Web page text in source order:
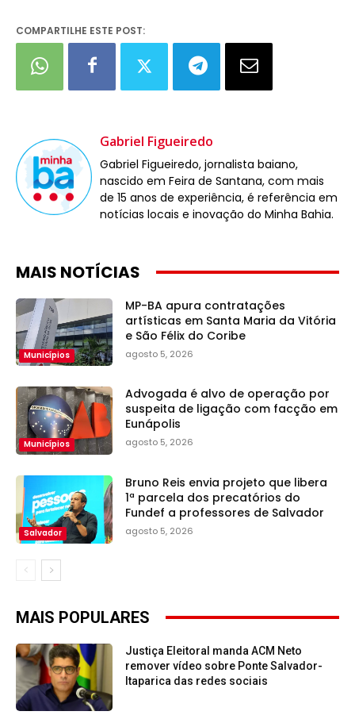
COMPARTILHE ESTE POST:
Gabriel Figueiredo
Gabriel Figueiredo, jornalista baiano,
nascido em Feira de Santana, com mais
de 15 anos de experiência, é referência em
notícias locais e inovação do Minha Bahia.
MAIS NOTÍCIAS
Municípios
MP-BA apura contratações
artísticas em Santa Maria da Vitória
e São Félix do Coribe
agosto 5, 2026
Municípios
Advogada é alvo de operação por
suspeita de ligação com facção em
Eunápolis
agosto 5, 2026
Salvador
Bruno Reis envia projeto que libera
1ª parcela dos precatórios do
Fundef a professores de Salvador
agosto 5, 2026
MAIS POPULARES
Justiça Eleitoral manda ACM Neto
remover vídeo sobre Ponte Salvador-
Itaparica das redes sociais